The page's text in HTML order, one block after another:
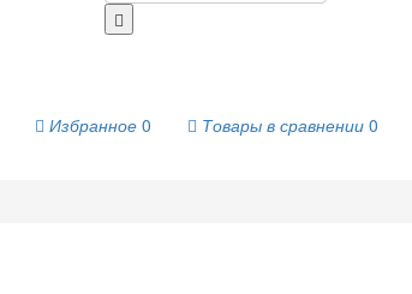
Избранное 0 Товары в сравнении 0